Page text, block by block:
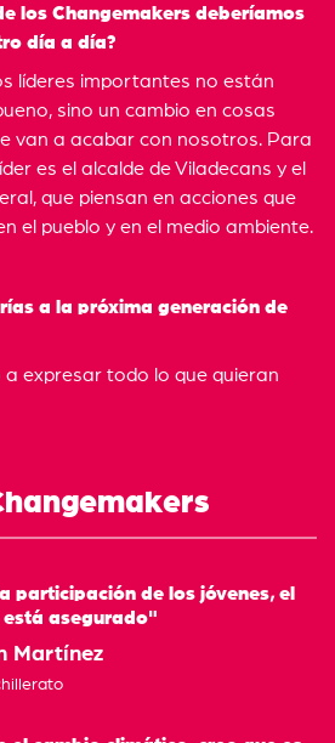
los Changemakers deberíamos
día a día?
líderes importantes no están
sino un cambio en cosas
van a acabar con nosotros. Para
es el alcalde de Viladecans y el
que piensan en acciones que
el pueblo y en el medio ambiente.
a la próxima generación de
expresar todo lo que quieran
participación de los jóvenes, el
asegurado"
Martínez